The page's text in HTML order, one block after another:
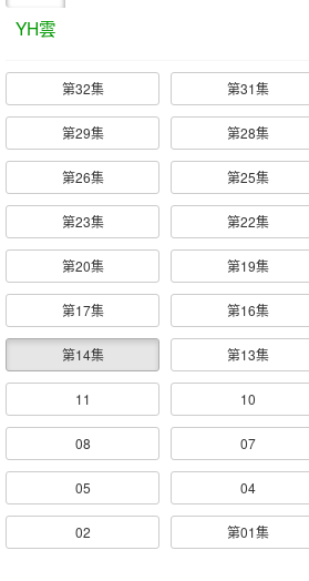
YH雲
第32集 第31集
第29集 第28集
第26集 第25集
第23集 第22集
第20集 第19集
第17集 第16集
第14集 第13集
11 10
08 07
05 04
02 第01集